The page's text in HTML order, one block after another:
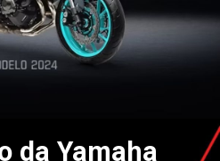
da Yamaha